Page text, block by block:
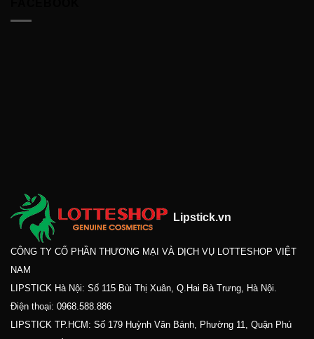
Lipstick.vn
CÔNG TY CỔ PHẦN THƯƠNG MẠI VÀ DỊCH VỤ LOTTESHOP VIỆT
NAM
LIPSTICK Hà Nội: Số 115 Bùi Thị Xuân, Q.Hai Bà Trưng, Hà Nội.
Điện thoại: 0968.588.886
LIPSTICK TP.HCM: Số 179 Huỳnh Văn Bánh, Phường 11, Quận Phú